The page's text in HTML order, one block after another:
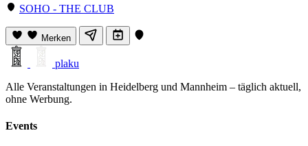
SOHO - THE CLUB
Merken
plaku
Alle Veranstaltungen in Heidelberg und Mannheim – täglich aktuell,
ohne Werbung.
Events